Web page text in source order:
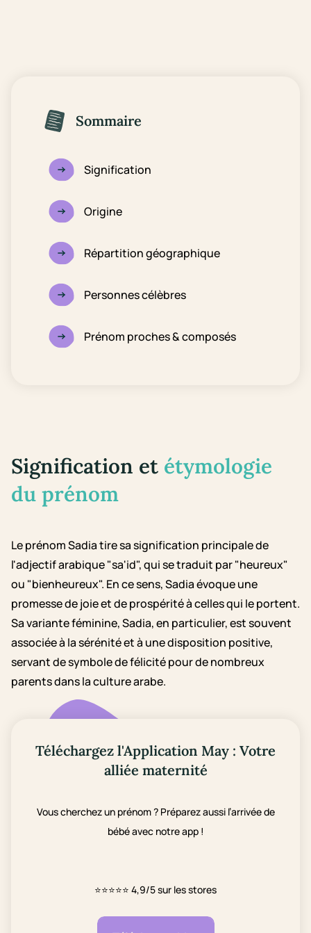
Sommaire
Signification
Origine
Répartition géographique
Personnes célèbres
Prénom proches & composés
Signification et étymologie
du prénom
Le prénom Sadia tire sa signification principale de
l'adjectif arabique "sa'id", qui se traduit par "heureux"
ou "bienheureux". En ce sens, Sadia évoque une
promesse de joie et de prospérité à celles qui le portent.
Sa variante féminine, Sadia, en particulier, est souvent
associée à la sérénité et à une disposition positive,
servant de symbole de félicité pour de nombreux
parents dans la culture arabe.
Téléchargez l'Application May : Votre
alliée maternité
Vous cherchez un prénom ? Préparez aussi l’arrivée de
bébé avec notre app !
⭐⭐⭐⭐⭐ 4,9/5 sur les stores